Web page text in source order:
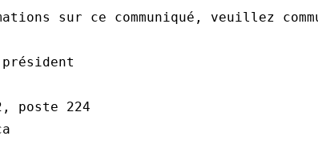
sur ce communiqué, veuillez
poste 224